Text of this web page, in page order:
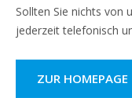
Sollten Sie nichts von
jederzeit telefonisch
ZUR HOMEPAGE